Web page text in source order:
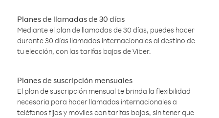
Planes de llamadas de 30 días
Mediante el plan de llamadas de 30 días, puedes hacer
durante 30 días llamadas internacionales al destino de
tu elección, con las tarifas bajas de Viber.
Planes de suscripción mensuales
El plan de suscripción mensual te brinda la flexibilidad
necesaria para hacer llamadas internacionales a
teléfonos fijos y móviles con tarifas bajas, sin tener que